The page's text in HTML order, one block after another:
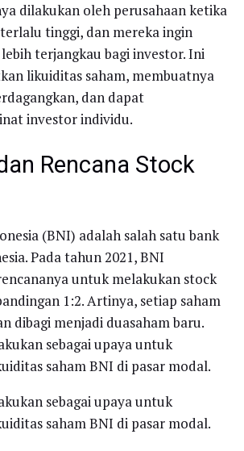
dilakukan oleh perusahaan ketika
tinggi, dan mereka ingin
terjangkau bagi investor. Ini
likuiditas saham, membuatnya
dan dapat
investor individu.
Rencana Stock
(BNI) adalah salah satu bank
Pada tahun 2021, BNI
untuk melakukan stock
1:2. Artinya, setiap saham
dibagi menjadi duasaham baru.
sebagai upaya untuk
saham BNI di pasar modal.
sebagai upaya untuk
saham BNI di pasar modal.